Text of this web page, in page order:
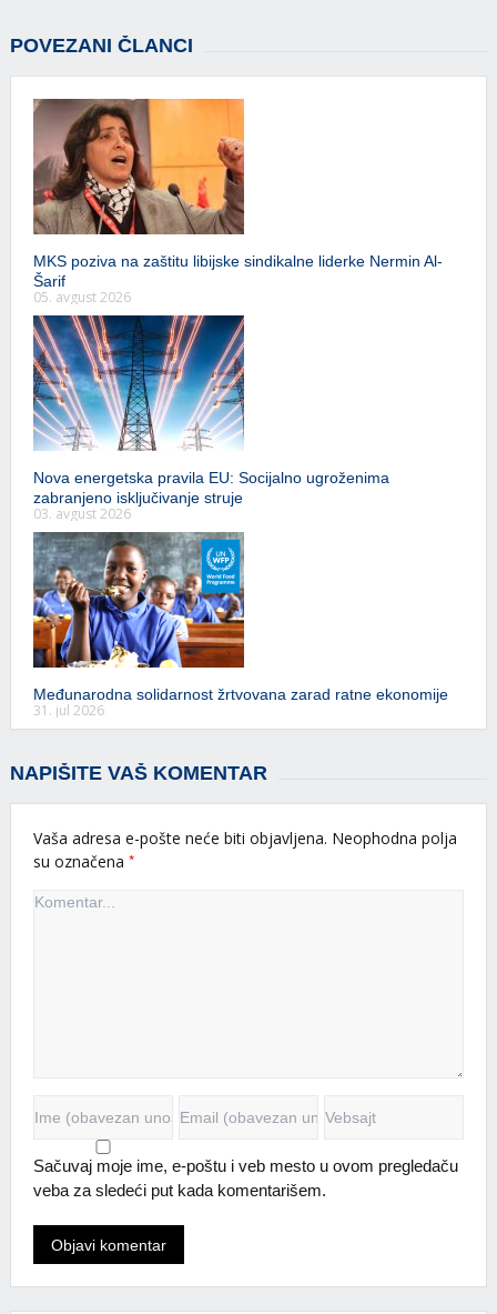
POVEZANI ČLANCI
MKS poziva na zaštitu libijske sindikalne liderke Nermin Al-
Šarif
05. avgust 2026
Nova energetska pravila EU: Socijalno ugroženima
zabranjeno isključivanje struje
03. avgust 2026
Međunarodna solidarnost žrtvovana zarad ratne ekonomije
31. jul 2026
NAPIŠITE VAŠ KOMENTAR
Vaša adresa e-pošte neće biti objavljena. Neophodna polja
su označena *
Sačuvaj moje ime, e-poštu i veb mesto u ovom pregledaču
veba za sledeći put kada komentarišem.